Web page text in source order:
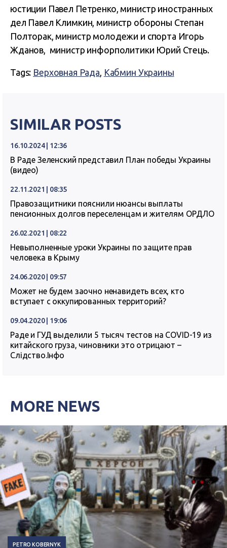
юстиции Павел Петренко, министр иностранных
дел Павел Климкин, министр обороны Степан
Полторак, министр молодежи и спорта Игорь
Жданов, министр инфорполитики Юрий Стець.
Tags: Верховная Рада, Кабмин Украины
SIMILAR POSTS
16.10.2024 | 12:36
В Раде Зеленский представил План победы Украины
(видео)
22.11.2021 | 08:35
Правозащитники пояснили нюансы выплаты
пенсионных долгов переселенцам и жителям ОРДЛО
26.02.2021 | 08:22
Невыполненные уроки Украины по защите прав
человека в Крыму
24.06.2020 | 09:57
Может не будем заочно ненавидеть всех, кто
вступает с оккупированных территорий?
09.04.2020 | 19:06
Раде и ГУД выделили 5 тысяч тестов на COVID-19 из
китайского груза, чиновники это отрицают –
Слідство.Інфо
MORE NEWS
PETRO KOBERNYK